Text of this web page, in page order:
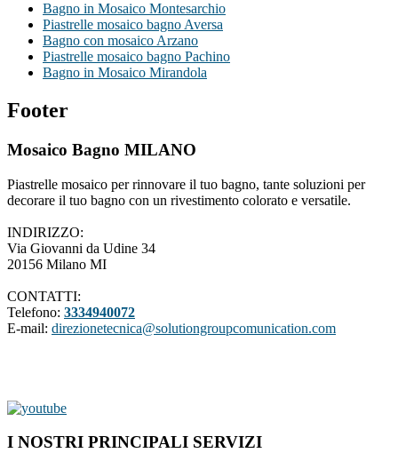
Bagno in Mosaico Montesarchio
Piastrelle mosaico bagno Aversa
Bagno con mosaico Arzano
Piastrelle mosaico bagno Pachino
Bagno in Mosaico Mirandola
Footer
Mosaico Bagno MILANO
Piastrelle mosaico per rinnovare il tuo bagno, tante soluzioni per
decorare il tuo bagno con un rivestimento colorato e versatile.
INDIRIZZO:
Via Giovanni da Udine 34
20156 Milano MI
CONTATTI:
Telefono: 3334940072
E-mail: direzionetecnica@solutiongroupcomunication.com
I NOSTRI PRINCIPALI SERVIZI